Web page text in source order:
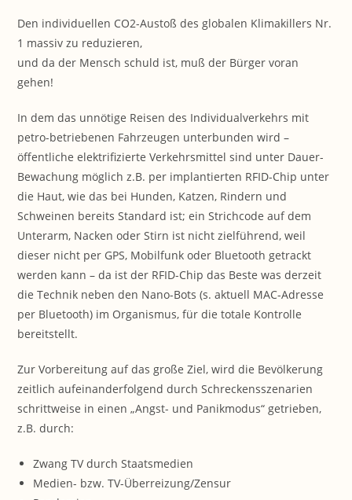
Den individuellen CO2-Austoß des globalen Klimakillers Nr.
1 massiv zu reduzieren,
und da der Mensch schuld ist, muß der Bürger voran
gehen!
In dem das unnötige Reisen des Individualverkehrs mit
petro-betriebenen Fahrzeugen unterbunden wird –
öffentliche elektrifizierte Verkehrsmittel sind unter Dauer-
Bewachung möglich z.B. per implantierten RFID-Chip unter
die Haut, wie das bei Hunden, Katzen, Rindern und
Schweinen bereits Standard ist; ein Strichcode auf dem
Unterarm, Nacken oder Stirn ist nicht zielführend, weil
dieser nicht per GPS, Mobilfunk oder Bluetooth getrackt
werden kann – da ist der RFID-Chip das Beste was derzeit
die Technik neben den Nano-Bots (s. aktuell MAC-Adresse
per Bluetooth) im Organismus, für die totale Kontrolle
bereitstellt.
Zur Vorbereitung auf das große Ziel, wird die Bevölkerung
zeitlich aufeinanderfolgend durch Schreckensszenarien
schrittweise in einen „Angst- und Panikmodus“ getrieben,
z.B. durch:
Zwang TV durch Staatsmedien
Medien- bzw. TV-Überreizung/Zensur